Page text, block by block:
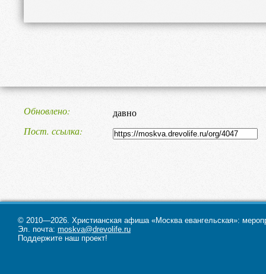
Обновлено
давно
Пост. ссылка
© 2010—2026. Христианская афиша «Москва евангельская»:
Эл. почта: moskva@drevolife.ru
Поддержите наш проект!